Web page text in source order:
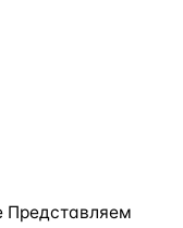
Представляем